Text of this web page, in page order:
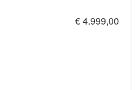
€ 4.999,00